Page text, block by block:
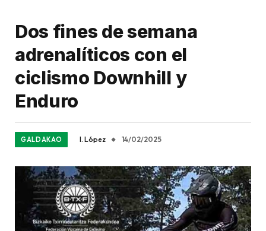
Dos fines de semana
adrenalíticos con el
ciclismo Downhill y
Enduro
GALDAKAO I. López 14/02/2025